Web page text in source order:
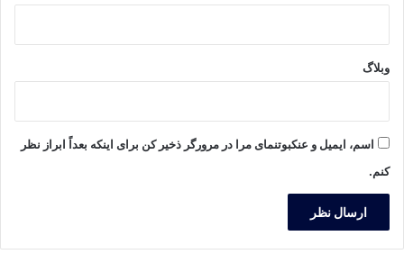
وبلاگ
اسم، ایمیل و عنکبوتنمای مرا در مرورگر ذخیر کن برای اینکه بعداً ابراز نظر
کنم.